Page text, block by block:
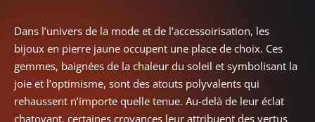
Dans l’univers de la mode et de l’accessoirisation, les
bijoux en pierre jaune occupent une place de choix. Ces
gemmes, baignées de la chaleur du soleil et symbolisant la
joie et l’optimisme, sont des atouts polyvalents qui
rehaussent n’importe quelle tenue. Au-delà de leur éclat
chatoyant, certaines croyances leur attribuent des vertus